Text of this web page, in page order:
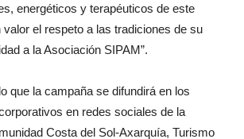
energéticos y terapéuticos de este
valor el respeto a las tradiciones de su
a la Asociación SIPAM”.
que la campaña se difundirá en los
en redes sociales de la
Costa del Sol-Axarquía, Turismo